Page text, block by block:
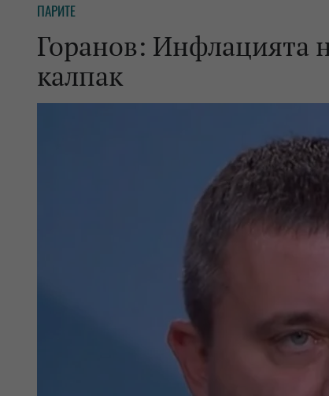
БАНКИ
ПАРИТЕ
ЗАСТРАХОВАНЕ
ПАРИТЕ
Горанов: Инфлацията
калпак